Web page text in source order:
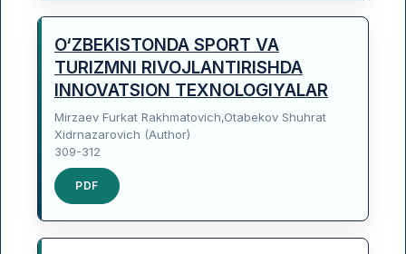
O‘ZBEKISTONDA SPORT VA
TURIZMNI RIVOJLANTIRISHDA
INNOVATSION TEXNOLOGIYALAR
Mirzaev Furkat Rakhmatovich,Otabekov Shuhrat
Xidrnazarovich (Author)
309-312
PDF